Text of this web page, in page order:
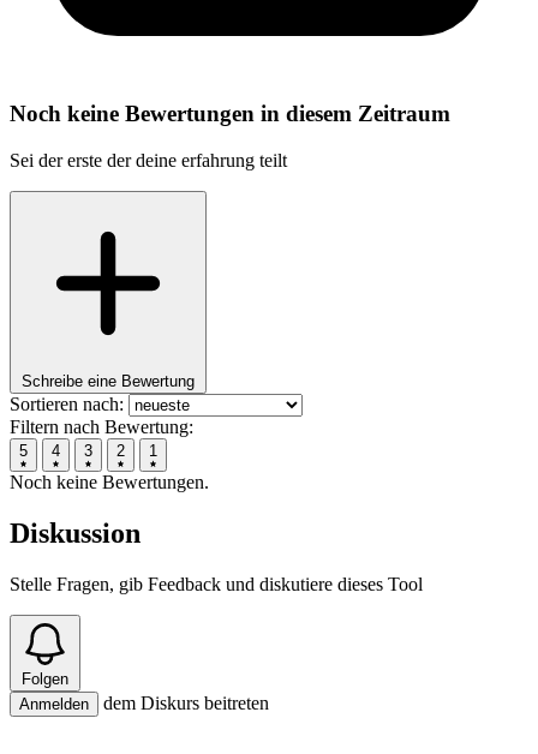
Noch keine Bewertungen in diesem Zeitraum
Sei der erste der deine erfahrung teilt
Schreibe eine Bewertung
Sortieren nach:
Filtern nach Bewertung:
5 4 3 2 1
Noch keine Bewertungen.
Diskussion
Stelle Fragen, gib Feedback und diskutiere dieses Tool
Folgen
Anmelden
dem Diskurs beitreten